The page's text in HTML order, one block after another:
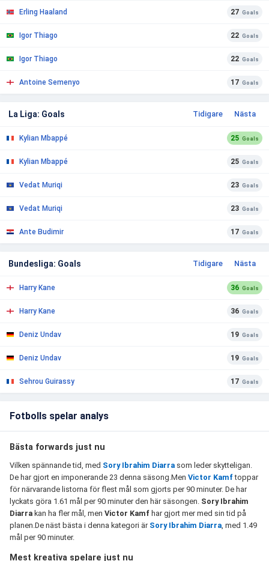
Erling Haaland 27 Goals
Igor Thiago 22 Goals
Igor Thiago 22 Goals
Antoine Semenyo 17 Goals
La Liga: Goals Tidigare Nästa
Kylian Mbappé 25 Goals
Kylian Mbappé 25 Goals
Vedat Muriqi 23 Goals
Vedat Muriqi 23 Goals
Ante Budimir 17 Goals
Bundesliga: Goals Tidigare Nästa
Harry Kane 36 Goals
Harry Kane 36 Goals
Deniz Undav 19 Goals
Deniz Undav 19 Goals
Sehrou Guirassy 17 Goals
Fotbolls spelar analys
Bästa forwards just nu
Vilken spännande tid, med Sory Ibrahim Diarra som leder skytteligan.
De har gjort en imponerande 23 denna säsong.Men Victor Kamftoppar
för närvarande listorna för flest mål som gjorts per 90 minuter. De har
lyckats göra 1.61 mål per 90 minuter den här säsongen. Sory Ibrahim
Diarra kan ha fler mål, men Victor Kamf har gjort mer med sin tid på
planen.De näst bästa i denna kategori är Sory Ibrahim Diarra, med 1.49
mål per 90 minuter.
Mest kreativa spelare just nu